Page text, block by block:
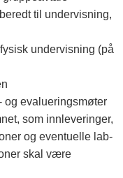
til undervisning,
undervisning (på
og evalueringsmøter
som innleveringer,
og eventuelle lab-
skal være